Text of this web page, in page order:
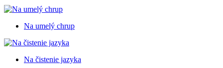
Na umelý chrup
Na čistenie jazyka